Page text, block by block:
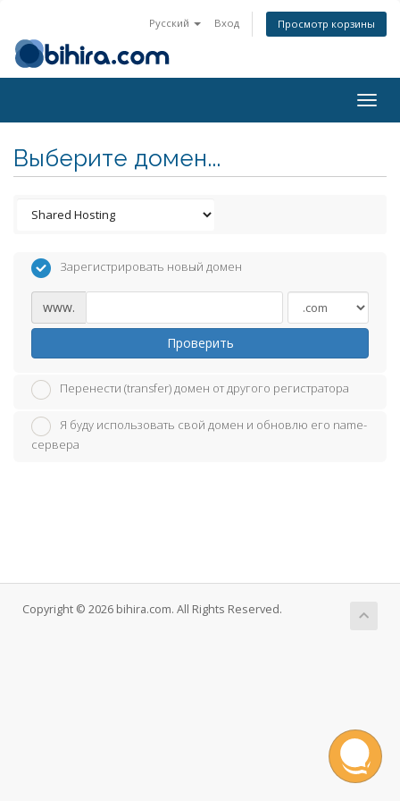
Русский Вход Просмотр корзины
Выберите домен...
Зарегистрировать новый домен
www.
Проверить
Перенести (transfer) домен от другого регистратора
Я буду использовать свой домен и обновлю его name-
сервера
Copyright © 2026 bihira.com. All Rights Reserved.